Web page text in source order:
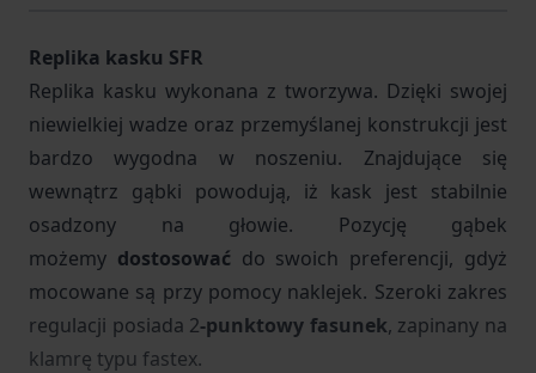
Replika kasku SFR
Replika kasku wykonana z tworzywa. Dzięki swojej
niewielkiej wadze oraz przemyślanej konstrukcji jest
bardzo wygodna w noszeniu. Znajdujące się
wewnątrz gąbki powodują, iż kask jest stabilnie
osadzony na głowie. Pozycję gąbek
możemy dostosować do swoich preferencji, gdyż
mocowane są przy pomocy naklejek. Szeroki zakres
regulacji posiada 2-punktowy fasunek, zapinany na
klamrę typu fastex.